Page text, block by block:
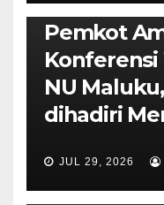
POLITIK &
Pemkot
NU
dihadiri
JUL 29, 2026
AMBON METRO